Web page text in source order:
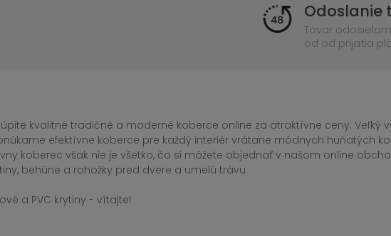
Odoslanie
Tovar
od od prijatia
kvalitné tradičné a moderné koberce online za atraktívne ceny. Veľký
efektívne koberce pre každý interiér vrátane módnych huňatých
koberec však nie je všetko, čo si môžete objednať v našom online
behúne a rohožky pred dvere a umelú trávu.
a PVC krytiny - vítajte!